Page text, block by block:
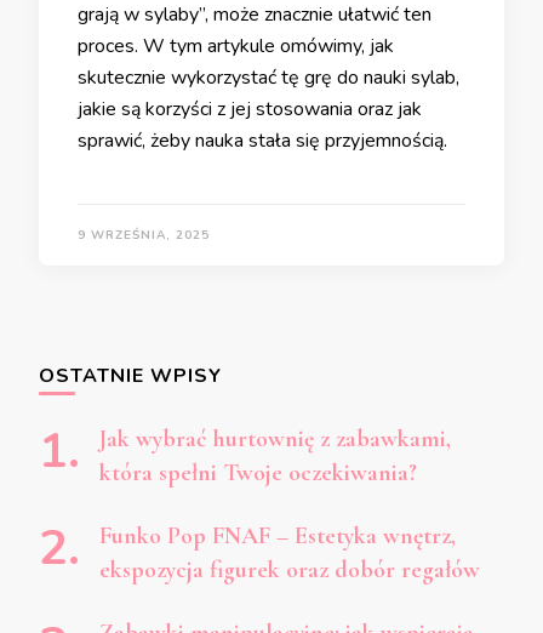
grają w sylaby”, może znacznie ułatwić ten
proces. W tym artykule omówimy, jak
skutecznie wykorzystać tę grę do nauki sylab,
jakie są korzyści z jej stosowania oraz jak
sprawić, żeby nauka stała się przyjemnością.
9 WRZEŚNIA, 2025
OSTATNIE WPISY
Jak wybrać hurtownię z zabawkami,
która spełni Twoje oczekiwania?
Funko Pop FNAF – Estetyka wnętrz,
ekspozycja figurek oraz dobór regałów